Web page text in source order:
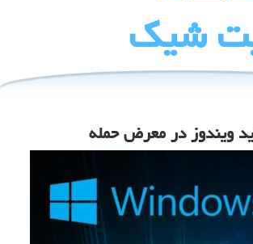
شیك
ویندوز در معرض حمله